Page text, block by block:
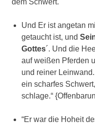
Und Er ist angetan
getaucht ist, und
Gottes´. Und die
auf weißen Pferden
und reiner
ein scharfes
schlage.“
“Er war die Hoheit